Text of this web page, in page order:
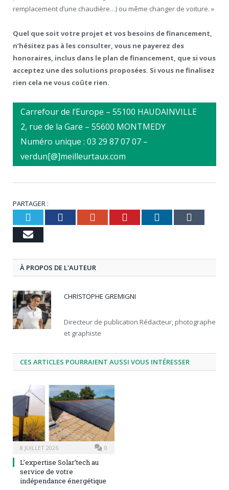
remplacement d’une chaudière…) ou même changer de voiture. »
Quel que soit votre projet et vos besoins de financement,
n’hésitez pas à les consulter, vous ne payerez des
honoraires, inclus dans le plan de financement, que si vous
acceptez une des solutions proposées. Si vous ne finalisez
rien cela ne vous coûte rien.
Carrefour de l’Europe – 55100 HAUDAINVILLE
2, rue de la Gare – 55600 MONTMEDY
Numéro unique : 03 29 87 07 07 –
verdun[@]meilleurtaux.com
PARTAGER :
TwitterFacebookGoogle+Pinterest
LinkedIn
Email
À PROPOS DE L'AUTEUR
CHRISTOPHE GREMIGNI
Directeur de publication Rédacteur, photographe
et graphiste
CES ARTICLES POURRAIENT AUSSI VOUS INTÉRESSER
8 JUILLET 2026 0
L’expertise Solar’tech au
service de votre
indépendance énergétique